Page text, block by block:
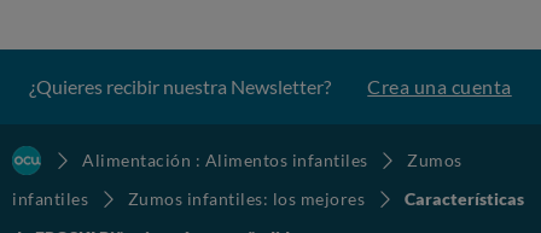
¿Quieres recibir nuestra Newsletter? Crea una cuenta
Alimentación : Alimentos infantiles
Zumos
infantiles
Zumos infantiles: los mejores
Características